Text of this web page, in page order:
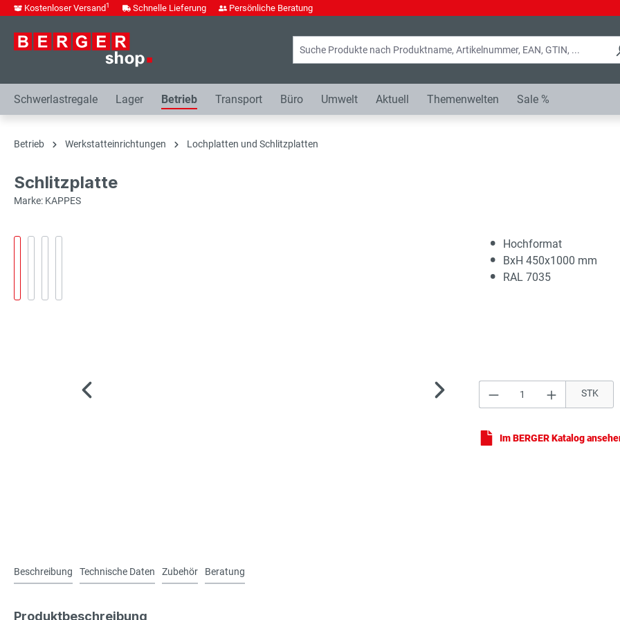
Zur Hauptnavigation springen
Kostenloser Versand1 Schnelle Lieferung Persönliche Beratung
Schwerlastregale Lager Betrieb Transport Büro Umwelt Aktuell Themenwelten Sale %
Betrieb Werkstatteinrichtungen Lochplatten und Schlitzplatten
Schlitzplatte
Marke: KAPPES
Hochformat
BxH 450x1000 mm
RAL 7035
Produkt Anzahl:
STK
Im BERGER Katalog
Beschreibung Technische Daten Zubehör Beratung
Produktbeschreibung